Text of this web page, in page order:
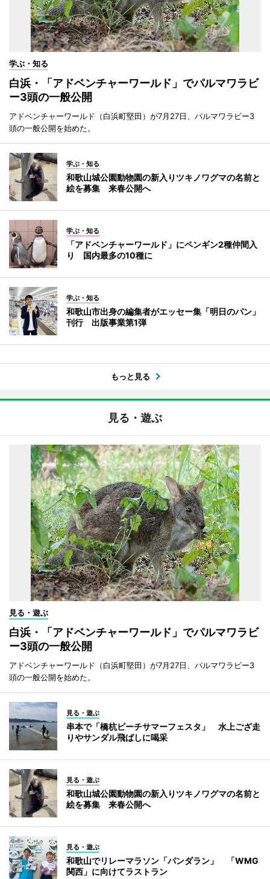
学ぶ・知る
白浜・「アドベンチャーワールド」でパルマワラビ
ー3頭の一般公開
アドベンチャーワールド（白浜町堅田）が7月27日、パルマワラビー3
頭の一般公開を始めた。
学ぶ・知る
和歌山城公園動物園の新入りツキノワグマの名前と
絵を募集 来春公開へ
学ぶ・知る
「アドベンチャーワールド」にペンギン2種仲間入
り 国内最多の10種に
学ぶ・知る
和歌山市出身の編集者がエッセー集「明日のパン」
刊行 出版事業第1弾
もっと見る
見る・遊ぶ
見る・遊ぶ
白浜・「アドベンチャーワールド」でパルマワラビ
ー3頭の一般公開
アドベンチャーワールド（白浜町堅田）が7月27日、パルマワラビー3
頭の一般公開を始めた。
見る・遊ぶ
串本で「橋杭ビーチサマーフェスタ」 水上ござ走
りやサンダル飛ばしに喝采
見る・遊ぶ
和歌山城公園動物園の新入りツキノワグマの名前と
絵を募集 来春公開へ
見る・遊ぶ
和歌山でリレーマラソン「パンダラン」 「WMG
関西」に向けてラストラン